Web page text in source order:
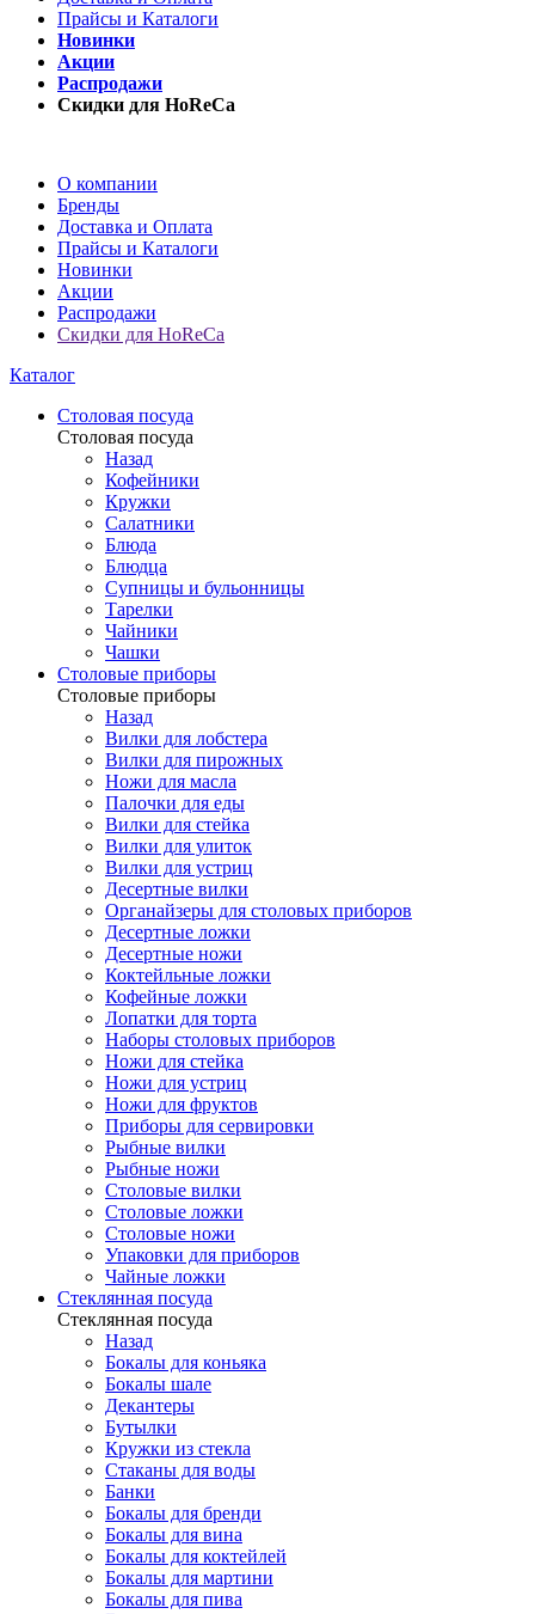
Прайсы и Каталоги
Новинки
Акции
Распродажи
Скидки для HoReCa
О компании
Бренды
Доставка и Оплата
Прайсы и Каталоги
Новинки
Акции
Распродажи
Скидки для HoReCa
Каталог
Столовая посуда
Столовая посуда
Назад
Кофейники
Кружки
Салатники
Блюда
Блюдца
Супницы и бульонницы
Тарелки
Чайники
Чашки
Cтоловые приборы
Cтоловые приборы
Назад
Вилки для лобстера
Вилки для пирожных
Ножи для масла
Палочки для еды
Вилки для стейка
Вилки для улиток
Вилки для устриц
Десертные вилки
Органайзеры для столовых приборов
Десертные ложки
Десертные ножи
Коктейльные ложки
Кофейные ложки
Лопатки для торта
Наборы столовых приборов
Ножи для стейка
Ножи для устриц
Ножи для фруктов
Приборы для сервировки
Рыбные вилки
Рыбные ножи
Столовые вилки
Столовые ложки
Столовые ножи
Упаковки для приборов
Чайные ложки
Стеклянная посуда
Стеклянная посуда
Назад
Бокалы для коньяка
Бокалы шале
Декантеры
Бутылки
Кружки из стекла
Стаканы для воды
Банки
Бокалы для бренди
Бокалы для вина
Бокалы для коктейлей
Бокалы для мартини
Бокалы для пива